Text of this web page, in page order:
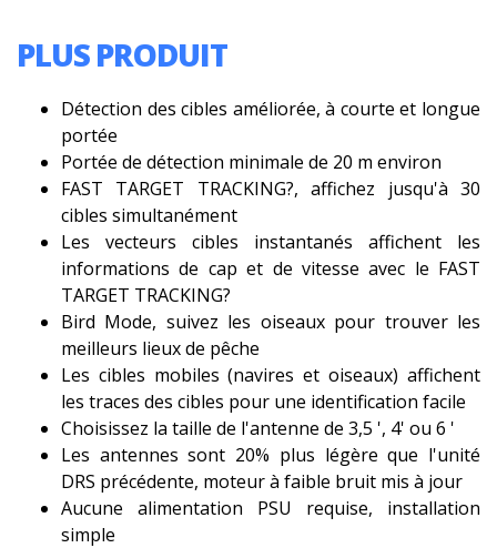
PLUS PRODUIT
Détection des cibles améliorée, à courte et longue
portée
Portée de détection minimale de 20 m environ
FAST TARGET TRACKING?, affichez jusqu'à 30
cibles simultanément
Les vecteurs cibles instantanés affichent les
informations de cap et de vitesse avec le FAST
TARGET TRACKING?
Bird Mode, suivez les oiseaux pour trouver les
meilleurs lieux de pêche
Les cibles mobiles (navires et oiseaux) affichent
les traces des cibles pour une identification facile
Choisissez la taille de l'antenne de 3,5 ', 4' ou 6 '
Les antennes sont 20% plus légère que l'unité
DRS précédente, moteur à faible bruit mis à jour
Aucune alimentation PSU requise, installation
simple